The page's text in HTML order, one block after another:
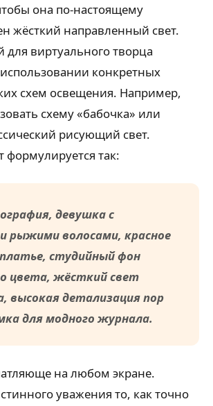
она по-настоящему
жёсткий направленный свет.
для виртуального творца
конкретных
схем освещения. Например,
схему «бабочка» или
рисующий свет.
формулируется так:
девушка с
рыжими волосами, красное
студийный фон
цвета, жёсткий свет
высокая детализация пор
для модного журнала.
на любом экране.
уважения то, как точно